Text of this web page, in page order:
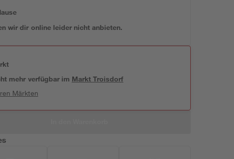
wir dir online leider nicht anbieten.
mehr verfügbar im Markt Troisdorf
Märkten